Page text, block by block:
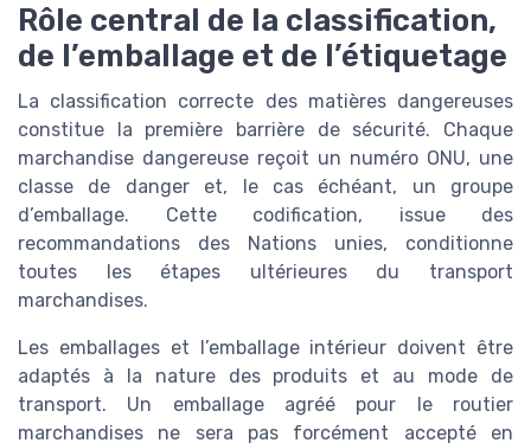
Rôle central de la classification,
de l’emballage et de l’étiquetage
La classification correcte des matières dangereuses
constitue la première barrière de sécurité. Chaque
marchandise dangereuse reçoit un numéro ONU, une
classe de danger et, le cas échéant, un groupe
d’emballage. Cette codification, issue des
recommandations des Nations unies, conditionne
toutes les étapes ultérieures du transport
marchandises.
Les emballages et l’emballage intérieur doivent être
adaptés à la nature des produits et au mode de
transport. Un emballage agréé pour le routier
marchandises ne sera pas forcément accepté en